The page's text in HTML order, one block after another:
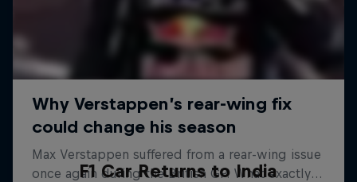
F1 Car Returns to India